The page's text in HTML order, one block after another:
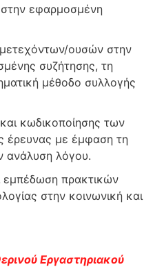
στην εφαρμοσμένη
ουσών στην
συζήτησης, τη
μέθοδο συλλογής
κωδικοποίησης των
έρευνας με έμφαση τη
ανάλυση λόγου.
εμπέδωση πρακτικών
στην κοινωνική και
Εργαστηριακού